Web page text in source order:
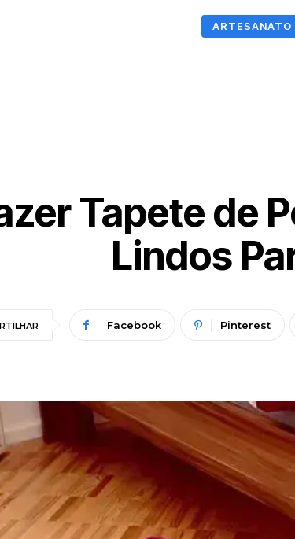
ARTESANATO
Tapete de
Lindos
Facebook Pinterest